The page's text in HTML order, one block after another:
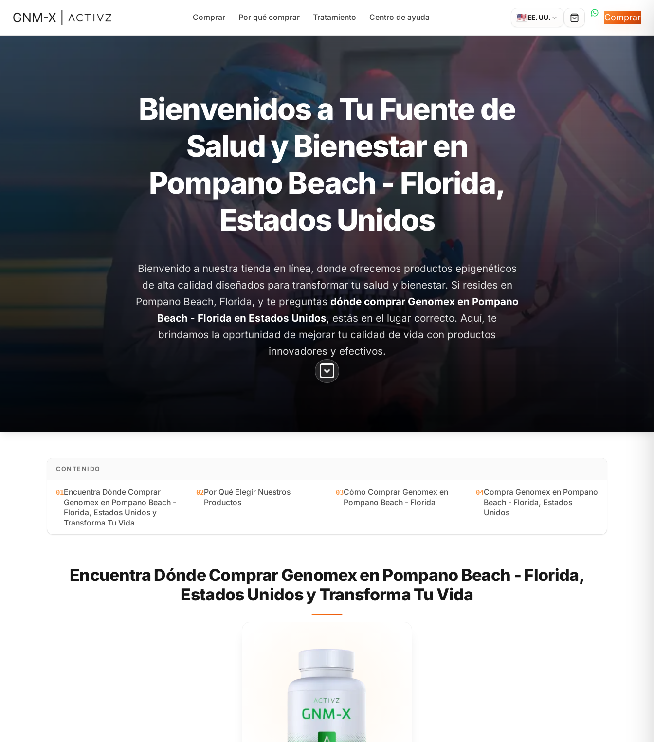
Comprar Por qué comprar Tratamiento Centro de ayuda 🇺🇸EE. UU. Hablemos
Comprar
Bienvenidos a Tu Fuente de
Salud y Bienestar en
Pompano Beach - Florida,
Estados Unidos
Bienvenido a nuestra tienda en línea, donde ofrecemos productos epigenéticos
de alta calidad diseñados para transformar tu salud y bienestar. Si resides en
Pompano Beach, Florida, y te preguntas dónde comprar Genomex en Pompano
Beach - Florida en Estados Unidos, estás en el lugar correcto. Aquí, te
brindamos la oportunidad de mejorar tu calidad de vida con productos
innovadores y efectivos.
CONTENIDO
01Encuentra Dónde Comprar
Genomex en Pompano Beach -
Florida, Estados Unidos y
Transforma Tu Vida
02Por Qué Elegir Nuestros
Productos
03Cómo Comprar Genomex en
Pompano Beach - Florida
04Compra Genomex en Pompano
Beach - Florida, Estados
Unidos
Encuentra Dónde Comprar Genomex en Pompano Beach - Florida,
Estados Unidos y Transforma Tu Vida